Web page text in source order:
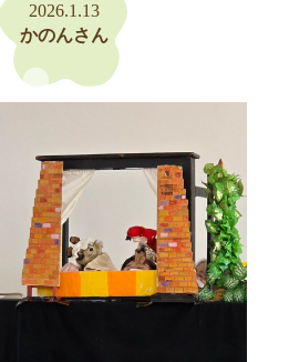
2026.1.13
かのんさん